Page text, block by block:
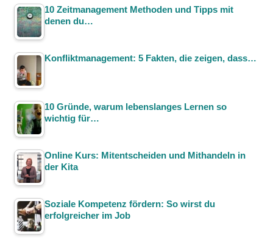
10 Zeitmanagement Methoden und Tipps mit
denen du…
Konfliktmanagement: 5 Fakten, die zeigen, dass…
10 Gründe, warum lebenslanges Lernen so
wichtig für…
Online Kurs: Mitentscheiden und Mithandeln in
der Kita
Soziale Kompetenz fördern: So wirst du
erfolgreicher im Job